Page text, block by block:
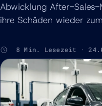
Abwicklung After-
ihre Schäden wieder
8 Min. Lesezeit ·